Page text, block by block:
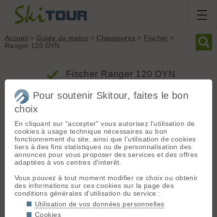
Accueil > Guide du matos > Chaussures > Fischer >
Ranger 120 DYN
Fischer Ranger 120 DYN
Produit
Groupe : Chaussures
Marque : Fischer
Modèle : Ranger 120 DYN
Type : Freeride
Poids (la paire) : 3580 grammes
Flex : 120
Inserts : Oui
Prix indicatif : 700.00 € - Produit commercialisé depuis la
saison 2019/2020
Pour soutenir Skitour, faites le bon
choix
En cliquant sur "accepter" vous autorisez l'utilisation de
cookies à usage technique nécessaires au bon
fonctionnement du site, ainsi que l'utilisation de cookies
tiers à des fins statistiques ou de personnalisation des
annonces pour vous proposer des services et des offres
adaptées à vos centres d'interêt.
Vous pouvez à tout moment modifier ce choix ou obtenir
des informations sur ces cookies sur la page des
conditions générales d'utilisation du service :
Utilisation de vos données personnelles
Cookies